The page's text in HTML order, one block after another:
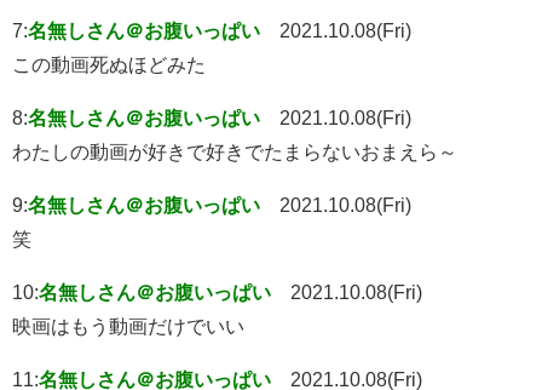
7:名無しさん＠お腹いっぱい
2021.10.08(Fri)
この動画死ぬほどみた
8:名無しさん＠お腹いっぱい
2021.10.08(Fri)
わたしの動画が好きで好きでたまらないおまえら～
9:名無しさん＠お腹いっぱい
2021.10.08(Fri)
笑
10:名無しさん＠お腹いっぱい
2021.10.08(Fri)
映画はもう動画だけでいい
11:名無しさん＠お腹いっぱい 2021.10.08(Fri)